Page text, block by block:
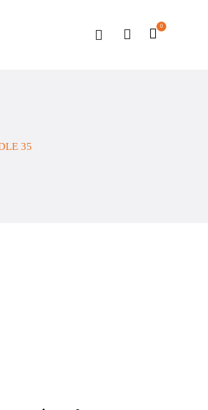
0
35